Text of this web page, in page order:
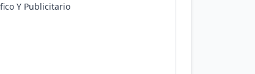
Y Publicitario